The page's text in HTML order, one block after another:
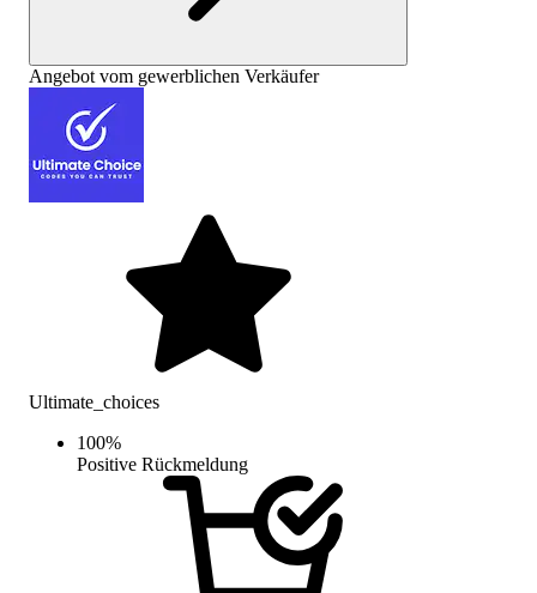
Angebot vom gewerblichen Verkäufer
Ultimate_choices
100%
Positive Rückmeldung